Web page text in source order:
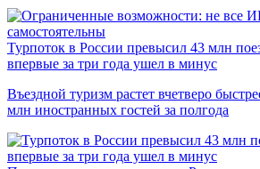
Турпоток в России превысил 43 млн
впервые за три года ушел в минус
Въездной туризм растет вчетверо
млн иностранных гостей за полгода